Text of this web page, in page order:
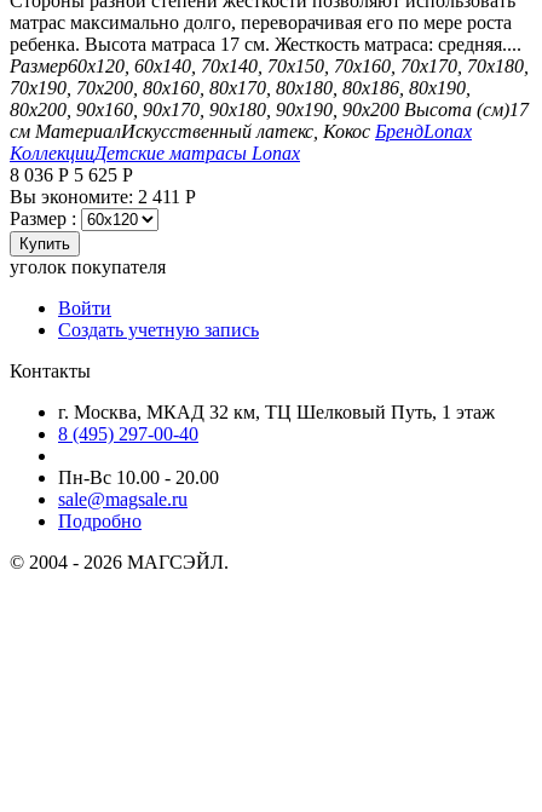
матрас максимально долго, переворачивая его по мере роста
ребенка. Высота матраса 17 см. Жесткость матраса: средняя....
Размер60х120, 60х140, 70х140, 70х150, 70х160, 70х170, 70х180,
70х190, 70х200, 80х160, 80х170, 80х180, 80х186, 80х190,
80х200, 90х160, 90х170, 90х180, 90х190, 90х200 Высота (см)17
см МатериалИскусственный латекс, Кокос БрендLonax
КоллекцииДетские матрасы Lonax
8 036 Р 5 625 Р
Вы экономите: 2 411 Р
Размер :
Купить
уголок покупателя
Войти
Создать учетную запись
Контакты
г. Москва, МКАД 32 км, ТЦ Шелковый Путь, 1 этаж
8 (495) 297-00-40
Пн-Вс 10.00 - 20.00
sale@magsale.ru
Подробно
© 2004 - 2026 МАГСЭЙЛ.